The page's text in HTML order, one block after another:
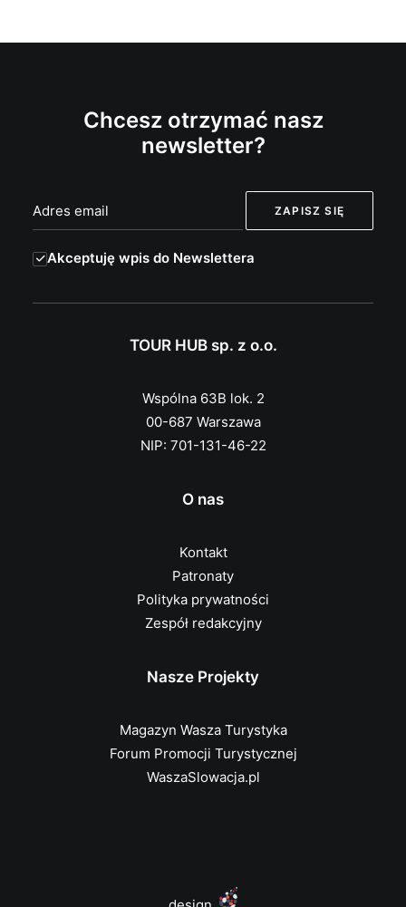
Chcesz otrzymać nasz
newsletter?
Akceptuję wpis do Newslettera
TOUR HUB sp. z o.o.
Wspólna 63B lok. 2
00-687 Warszawa
NIP: 701-131-46-22
O nas
Kontakt
Patronaty
Polityka prywatności
Zespół redakcyjny
Nasze Projekty
Magazyn Wasza Turystyka
Forum Promocji Turystycznej
WaszaSlowacja.pl